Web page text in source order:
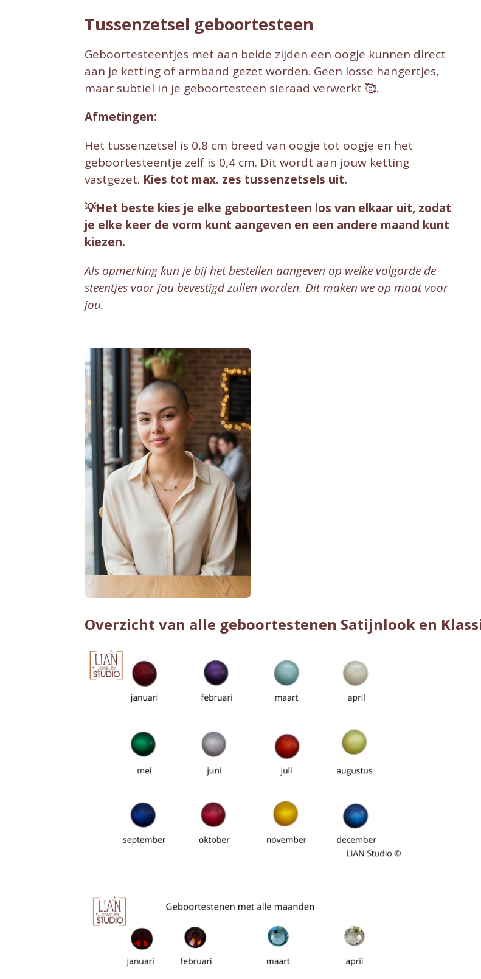
Tussenzetsel geboortesteen
Geboortesteentjes met aan beide zijden een oogje kunnen direct
aan je ketting of armband gezet worden. Geen losse hangertjes,
maar subtiel in je geboortesteen sieraad verwerkt 🥰.
Afmetingen:
Het tussenzetsel is 0,8 cm breed van oogje tot oogje en het
geboortesteentje zelf is 0,4 cm. Dit wordt aan jouw ketting
vastgezet. Kies tot max. zes tussenzetsels uit.
💡Het beste kies je elke geboortesteen los van elkaar uit, zodat
je elke keer de vorm kunt aangeven en een andere maand kunt
kiezen.
Als opmerking kun je bij het bestellen aangeven op welke volgorde de
steentjes voor jou bevestigd zullen worden. Dit maken we op maat voor
jou.
Overzicht van alle geboortestenen Satijnlook en